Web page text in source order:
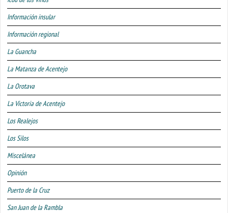
Información insular
Información regional
La Guancha
La Matanza de Acentejo
La Orotava
La Victoria de Acentejo
Los Realejos
Los Silos
Miscelánea
Opinión
Puerto de la Cruz
San Juan de la Rambla